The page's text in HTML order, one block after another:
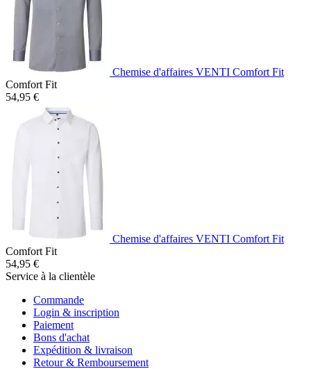
Chemise d'affaires VENTI Comfort Fit
Comfort Fit
54,95 €
Chemise d'affaires VENTI Comfort Fit
Comfort Fit
54,95 €
Service à la clientèle
Commande
Login & inscription
Paiement
Bons d'achat
Expédition & livraison
Retour & Remboursement